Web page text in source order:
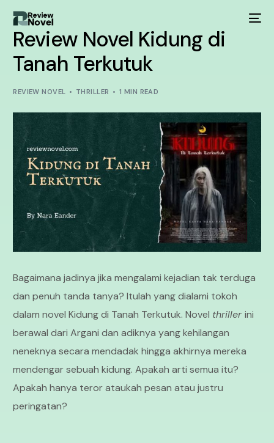
Review Novel Kidung di
Tanah Terkutuk
REVIEW NOVEL THRILLER 1 MIN READ
Bagaimana jadinya jika mengalami kejadian tak terduga
dan penuh tanda tanya? Itulah yang dialami tokoh
dalam novel Kidung di Tanah Terkutuk. Novel thrillerini
berawal dari Argani dan adiknya yang kehilangan
neneknya secara mendadak hingga akhirnya mereka
mendengar sebuah kidung. Apakah arti semua itu?
Apakah hanya teror ataukah pesan atau justru
peringatan?